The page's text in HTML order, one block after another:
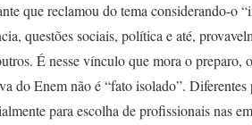
que reclamou do tema considerando-o
questões sociais, política e até,
É nesse vínculo que mora o preparo,
do Enem não é “fato isolado”. Diferentes
para escolha de profissionais nas